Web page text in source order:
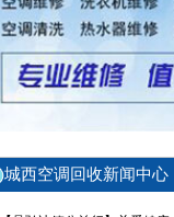
城西空调回收新闻中心